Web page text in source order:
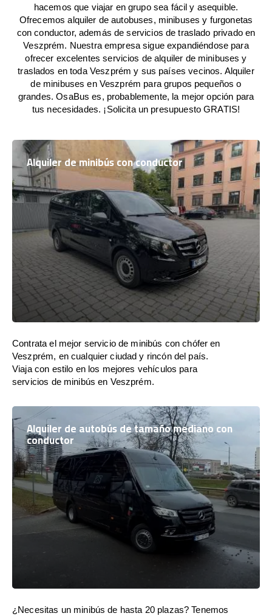
hacemos que viajar en grupo sea fácil y asequible.
Ofrecemos alquiler de autobuses, minibuses y furgonetas
con conductor, además de servicios de traslado privado en
Veszprém. Nuestra empresa sigue expandiéndose para
ofrecer excelentes servicios de alquiler de minibuses y
traslados en toda Veszprém y sus países vecinos. Alquiler
de minibuses en Veszprém para grupos pequeños o
grandes. OsaBus es, probablemente, la mejor opción para
tus necesidades. ¡Solicita un presupuesto GRATIS!
Alquiler de minibús con conductor
Contrata el mejor servicio de minibús con chófer en
Veszprém, en cualquier ciudad y rincón del país.
Viaja con estilo en los mejores vehículos para
servicios de minibús en Veszprém.
Alquiler de autobús de tamaño mediano con
conductor
¿Necesitas un minibús de hasta 20 plazas? Tenemos